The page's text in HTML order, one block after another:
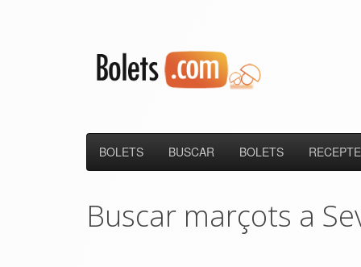
BOLETS BUSCAR BOLETS
Buscar marçots a